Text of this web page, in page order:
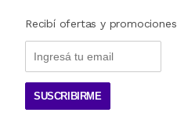
Recibí ofertas y promociones
SUSCRIBIRME